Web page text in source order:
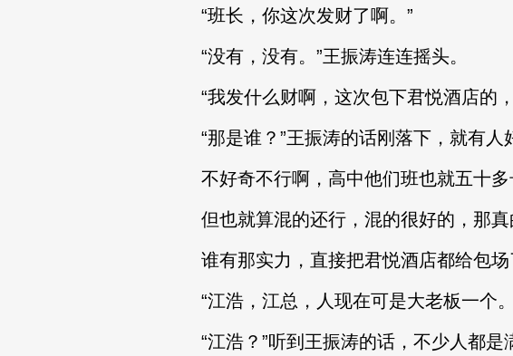
“班长，你这次发财了啊。”
“没有，没有。”王振涛连连摇头。
“我发什么财啊，这次包下君悦酒店的，
“那是谁？”王振涛的话刚落下，就有人
不好奇不行啊，高中他们班也就五十多
但也就算混的还行，混的很好的，那真
谁有那实力，直接把君悦酒店都给包场
“江浩，江总，人现在可是大老板一个
“江浩？”听到王振涛的话，不少人都是